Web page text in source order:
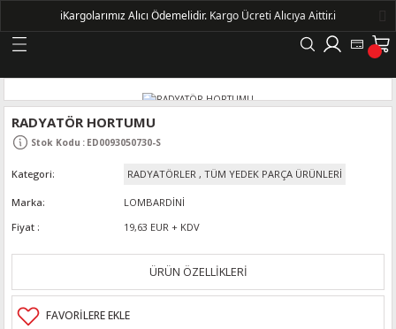
Geri Dön
RADYATÖR HORTUMU
Stok Kodu : ED0093050730-S
Kategori RADYATÖRLER , TÜM YEDEK PARÇA ÜRÜNLERİ
Marka
LOMBARDİNİ
Fiyat
19,63 EUR + KDV
ÜRÜN ÖZELLİKLERİ
ℹ️Kargolarımız Alıcı Ödemelidir. Kargo Ücreti Alıcıya Aittir.ℹ️